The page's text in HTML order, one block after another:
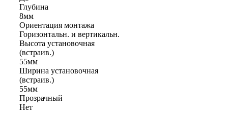
Глубина
8мм
Ориентация монтажа
Горизонтальн. и вертикальн.
Высота установочная
(встраив.)
55мм
Ширина установочная
(встраив.)
55мм
Прозрачный
Нет